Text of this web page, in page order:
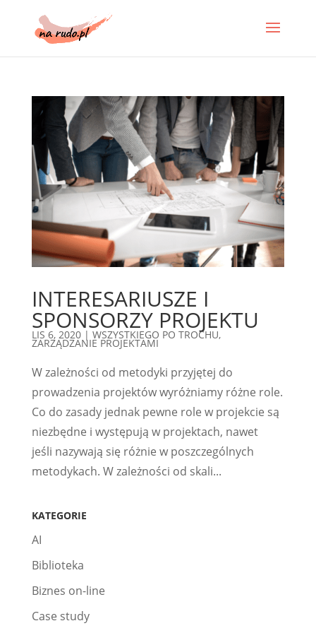
INTERESARIUSZE I
SPONSORZY PROJEKTU
LIS 6, 2020| WSZYSTKIEGO PO TROCHU,
ZARZĄDZANIE PROJEKTAMI
W zależności od metodyki przyjętej do
prowadzenia projektów wyróżniamy różne role.
Co do zasady jednak pewne role w projekcie są
niezbędne i występują w projektach, nawet
jeśli nazywają się różnie w poszczególnych
metodykach. W zależności od skali...
KATEGORIE
AI
Biblioteka
Biznes on-line
Case study